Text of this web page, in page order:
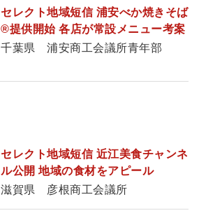
セレクト地域短信 浦安べか焼きそば
®提供開始 各店が常設メニュー考案
千葉県 浦安商工会議所青年部
セレクト地域短信 近江美食チャンネ
ル公開 地域の食材をアピール
滋賀県 彦根商工会議所